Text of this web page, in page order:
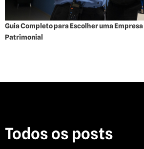
Guia Completo para Escolher uma
Patrimonial
Todos os posts